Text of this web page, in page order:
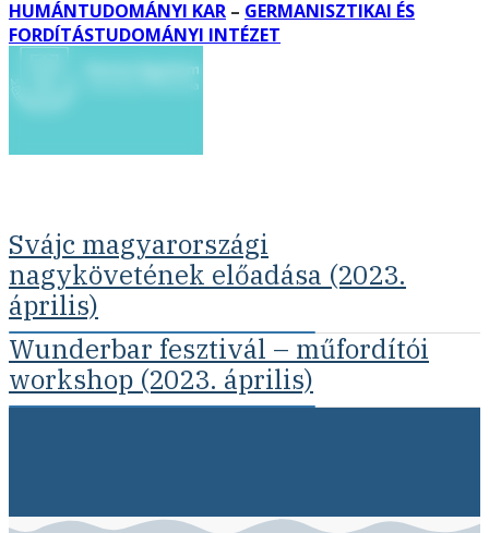
HUMÁNTUDOMÁNYI KAR – GERMANISZTIKAI ÉS
FORDÍTÁSTUDOMÁNYI INTÉZET
Svájc magyarországi
nagykövetének előadása (2023.
április)
Wunderbar fesztivál – műfordítói
workshop (2023. április)